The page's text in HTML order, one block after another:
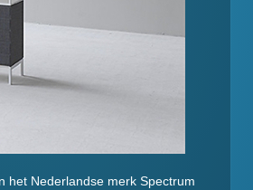
het Nederlandse merk Spectrum